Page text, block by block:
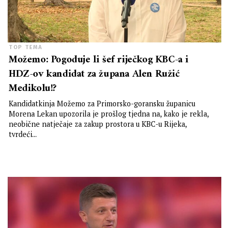
TOP TEMA
Možemo: Pogoduje li šef riječkog KBC-a i
HDZ-ov kandidat za župana Alen Ružić
Medikolu!?
Kandidatkinja Možemo za Primorsko-goransku županicu
Morena Lekan upozorila je prošlog tjedna na, kako je rekla,
neobične natječaje za zakup prostora u KBC-u Rijeka,
tvrdeći...